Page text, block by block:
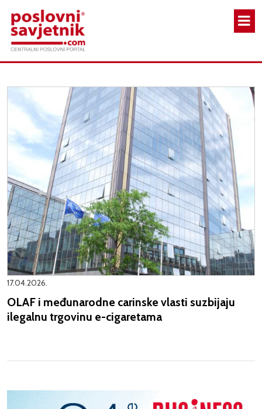
17.04.2026.
OLAF i međunarodne carinske vlasti suzbijaju
ilegalnu trgovinu e-cigaretama